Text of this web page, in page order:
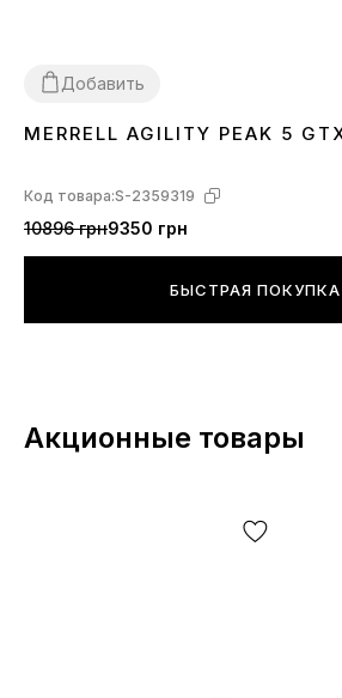
Добавить
4447
MERRELL AGILITY PEAK 5
Код товара:S-2359319
10896 грн9350 грн
БЫСТРАЯ ПОКУПКА
Акционные товары